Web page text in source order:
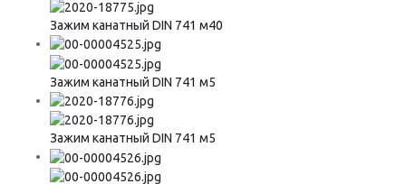
Зажим канатный DIN 741 м40
Зажим канатный DIN 741 м5
Зажим канатный DIN 741 м5